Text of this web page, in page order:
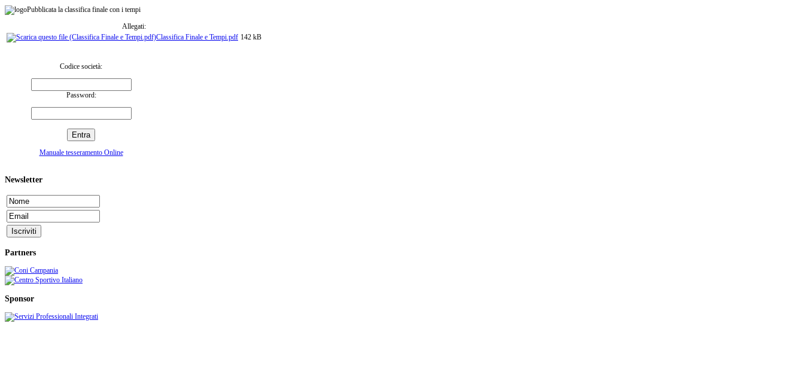
Pubblicata la classifica finale con i tempi
Allegati:
Classifica Finale e Tempi.pdf 142 kB
Codice società:
Password:
Manuale tesseramento Online
Newsletter
Partners
Sponsor